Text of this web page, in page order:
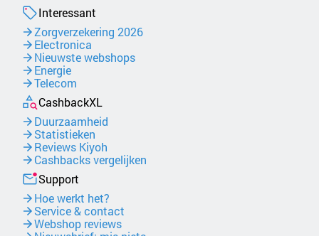
Interessant
Zorgverzekering 2026
Electronica
Nieuwste webshops
Energie
Telecom
CashbackXL
Duurzaamheid
Statistieken
Reviews Kiyoh
Cashbacks vergelijken
Support
Hoe werkt het?
Service & contact
Webshop reviews